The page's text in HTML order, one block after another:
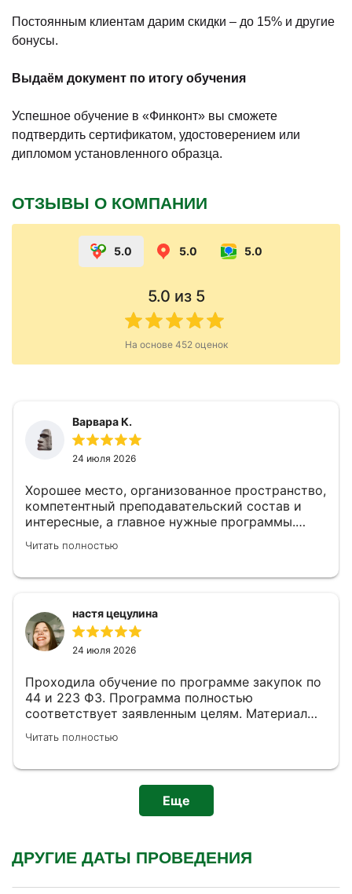
Постоянным клиентам дарим скидки – до 15% и другие
бонусы.
Выдаём документ по итогу обучения
Успешное обучение в «Финконт» вы сможете
подтвердить сертификатом, удостоверением или
дипломом установленного образца.
ОТЗЫВЫ О КОМПАНИИ
5.0 5.0 5.0
5.0 из 5
На основе 452оценок
Варвара К.
24 июля 2026
Хорошее место, организованное пространство,
компетентный преподавательский состав и
интересные, а главное нужные программы.
Читать полностью
настя цецулина
24 июля 2026
Проходила обучение по программе закупок по
44 и 223 ФЗ. Программа полностью
соответствует заявленным целям. Материал
практические аспекты: от планирования
представляет блок про антидемпинговые меры
и работу с жалобами в ФАС.
Читать полностью
Еще
ДРУГИЕ ДАТЫ ПРОВЕДЕНИЯ